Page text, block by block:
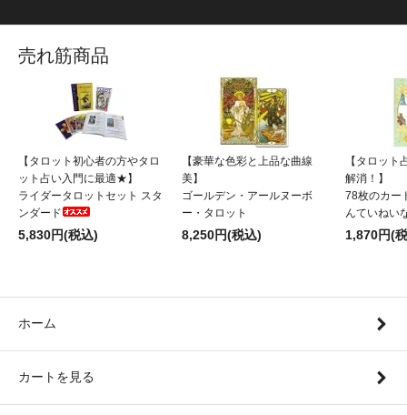
売れ筋商品
【タロット初心者の方やタロ
ット占い入門に最適★】
ライダータロットセット スタ
ンダード
5,830円(税込)
【豪華な色彩と上品な曲線
美】
ゴールデン・アールヌーボ
ー・タロット
8,250円(税込)
【タロット
解消！】
78枚のカー
んていねい
1,870円(
ホーム
カートを見る